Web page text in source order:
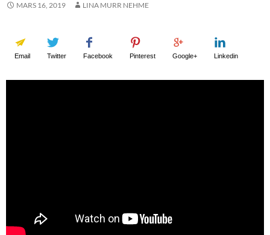
MARS 16, 2019 LINA MURR NEHME
Email Twitter Facebook Pinterest Google+ Linkedin